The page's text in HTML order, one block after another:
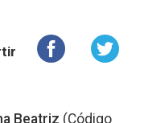
Beatriz (Código